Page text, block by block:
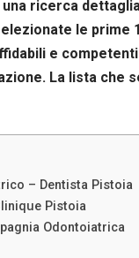
una ricerca
le
e
La lista che
– Dentista Pistoia
Pistoia
Odontoiatrica